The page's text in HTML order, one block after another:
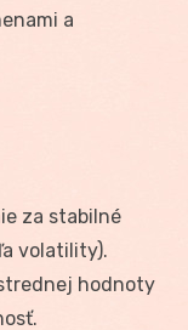
a
za stabilné
volatility).
hodnoty